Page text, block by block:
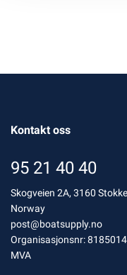
Kontakt oss
95 21 40 40
Skogveien 2A, 3160
Norway
post@boatsupply.no
Organisasjonsnr:
MVA